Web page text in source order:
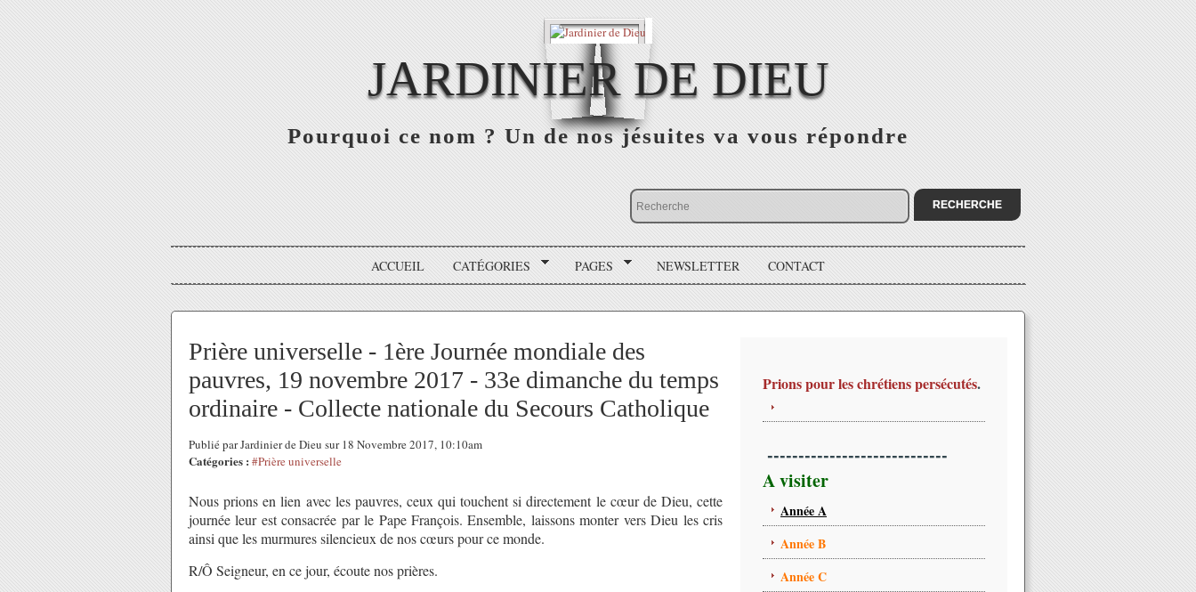
JARDINIER DE DIEU
Pourquoi ce nom ? Un de nos jésuites va vous répondre
ACCUEIL CATÉGORIES PAGES NEWSLETTER CONTACT
Prière universelle - 1ère Journée mondiale des
pauvres, 19 novembre 2017 - 33e dimanche du temps
ordinaire - Collecte nationale du Secours Catholique
Publié par Jardinier de Dieu sur 18 Novembre 2017, 10:10am
Catégories : #Prière universelle
Nous prions en lien avec les pauvres, ceux qui touchent si directement le cœur de Dieu, cette
journée leur est consacrée par le Pape François. Ensemble, laissons monter vers Dieu les cris
ainsi que les murmures silencieux de nos cœurs pour ce monde.
R/Ô Seigneur, en ce jour, écoute nos prières.
Prions pour les chrétiens persécutés.
-----------------------------
A visiter
Année A
Année B
Année C